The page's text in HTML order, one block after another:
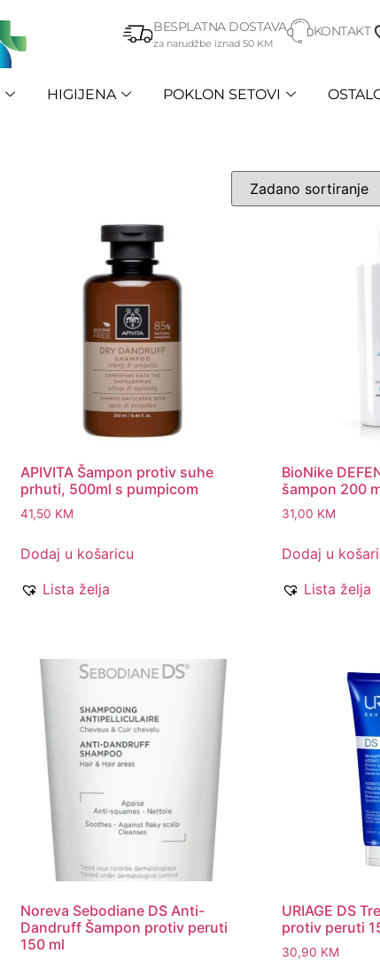
BESPLATNA DOSTAVA
za narudžbe iznad 50 KM
KONTAKT
HIGIJENA POKLON SETOVI
APIVITA Šampon protiv suhe
prhuti, 500ml s pumpicom
41,50 KM
Dodaj u košaricu
Lista želja
BioNike
šampon 200
31,00 KM
Dodaj u
Lista želja
Noreva Sebodiane DS Anti-
Dandruff Šampon protiv peruti
150 ml
URIAGE DS
protiv peruti
30,90 KM